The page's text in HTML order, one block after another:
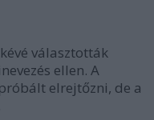
választották
ellen. A
elrejtőzni, de a